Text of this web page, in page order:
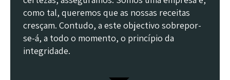
como tal, queremos que as nossas receitas
cresçam. Contudo, a este objectivo sobrepor-
se-á, a todo o momento, o princípio da
integridade.